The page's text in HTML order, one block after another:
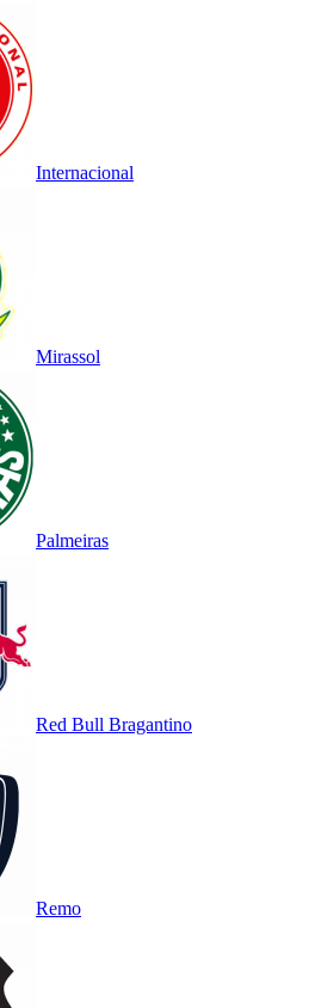
Internacional
Mirassol
Palmeiras
Red Bull Bragantino
Remo